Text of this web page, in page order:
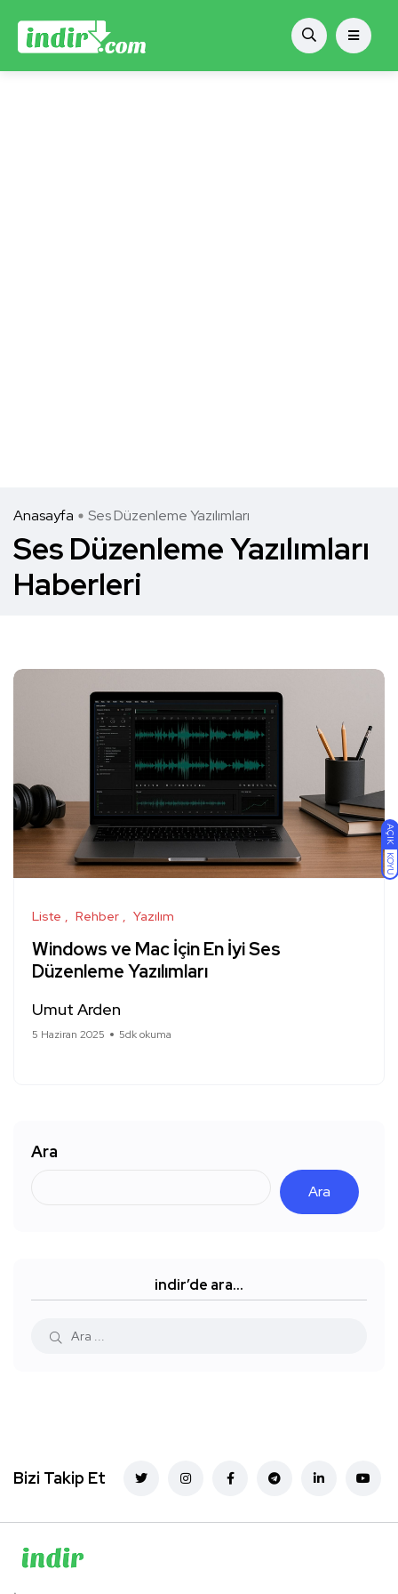
AÇIK
KOYU
Anasayfa Ses Düzenleme Yazılımları
Ses Düzenleme Yazılımları
Haberleri
Liste Rehber Yazılım
Windows ve Mac İçin En İyi Ses
Düzenleme Yazılımları
Umut Arden
5 Haziran 2025 5dk okuma
Ara
Ara
indir’de ara…
Bizi Takip Et